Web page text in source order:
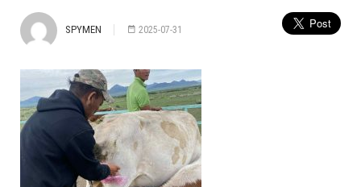
SPYMEN 2025-07-31